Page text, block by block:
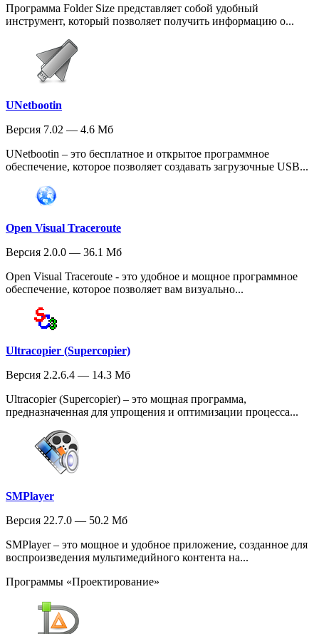
Программа Folder Size представляет собой удобный
инструмент, который позволяет получить информацию о...
UNetbootin
Версия 7.02 — 4.6 Мб
UNetbootin – это бесплатное и открытое программное
обеспечение, которое позволяет создавать загрузочные USB...
Open Visual Traceroute
Версия 2.0.0 — 36.1 Мб
Open Visual Traceroute - это удобное и мощное программное
обеспечение, которое позволяет вам визуально...
Ultracopier (Supercopier)
Версия 2.2.6.4 — 14.3 Мб
Ultracopier (Supercopier) – это мощная программа,
предназначенная для упрощения и оптимизации процесса...
SMPlayer
Версия 22.7.0 — 50.2 Мб
SMPlayer – это мощное и удобное приложение, созданное для
воспроизведения мультимедийного контента на...
Программы «Проектирование»